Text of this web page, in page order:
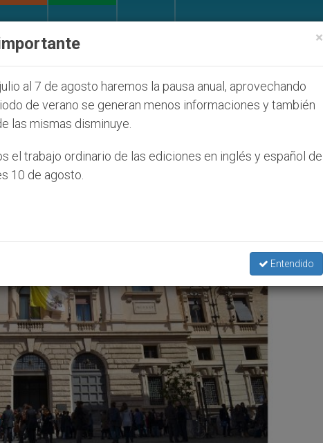
afecta a cristianos (y no sólo) en Tierra Santa
×
al 7 de agosto haremos la pausa anual, aprovechando
de verano se generan menos informaciones y también
las mismas disminuye.
el trabajo ordinario de las ediciones en inglés y español de
10 de agosto.
Entendido